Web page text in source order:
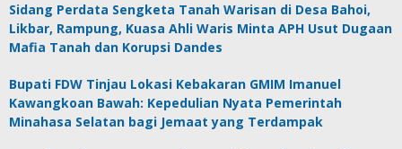
Sidang Perdata Sengketa Tanah Warisan di Desa Bahoi,
Likbar, Rampung, Kuasa Ahli Waris Minta APH Usut Dugaan
Mafia Tanah dan Korupsi Dandes
Bupati FDW Tinjau Lokasi Kebakaran GMIM Imanuel
Kawangkoan Bawah: Kepedulian Nyata Pemerintah
Minahasa Selatan bagi Jemaat yang Terdampak